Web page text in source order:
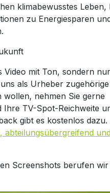
klimabewusstes Leben,
zu Energiesparen
mit Ton, sondern
als Urheber zugehörige
wollen, nehmen Sie gerne
TV-Spot-Reichweite
gibt es kostenlos dazu.
abteilungsübergreifend
Screenshots berufen wir